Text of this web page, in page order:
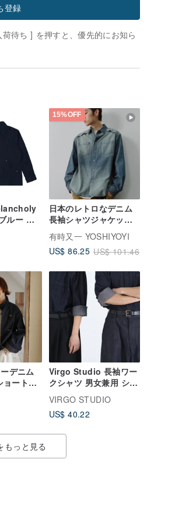
登録
待ち ] を押すと、優先的にお知ら
ルー ジ
デニム
15%OFF
日本のレトロなデニム
長袖シャツジャケット
ウォッシュ加工 ユーズ
ド加工
有時又一 YOSHIYOYI
US$ 86.25 US$ 101.46
デニム
ョートパ
ップ | ジ
ツ | 春
Virgo Studio 長袖ワー
クシャツ 男女兼用 シャ
ツ ワークウェア デニム
シャツ カスタム
VIRGO STUDIO
US$ 40.22
もっと見る